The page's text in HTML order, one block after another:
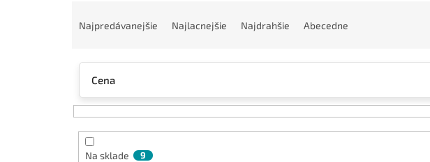
p
Najpredávanejšie Najlacnejšie Najdrahšie Abecedne
Cena
Na sklade 9